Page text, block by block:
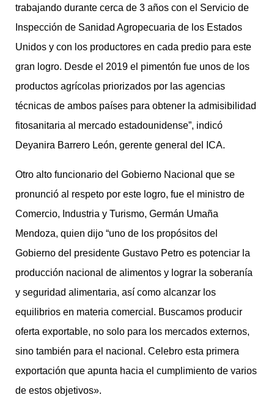
trabajando durante cerca de 3 años con el Servicio de
Inspección de Sanidad Agropecuaria de los Estados
Unidos y con los productores en cada predio para este
gran logro. Desde el 2019 el pimentón fue unos de los
productos agrícolas priorizados por las agencias
técnicas de ambos países para obtener la admisibilidad
fitosanitaria al mercado estadounidense”, indicó
Deyanira Barrero León, gerente general del ICA.
Otro alto funcionario del Gobierno Nacional que se
pronunció al respeto por este logro, fue el ministro de
Comercio, Industria y Turismo, Germán Umaña
Mendoza, quien dijo “uno de los propósitos del
Gobierno del presidente Gustavo Petro es potenciar la
producción nacional de alimentos y lograr la soberanía
y seguridad alimentaria, así como alcanzar los
equilibrios en materia comercial. Buscamos producir
oferta exportable, no solo para los mercados externos,
sino también para el nacional. Celebro esta primera
exportación que apunta hacia el cumplimiento de varios
de estos objetivos».